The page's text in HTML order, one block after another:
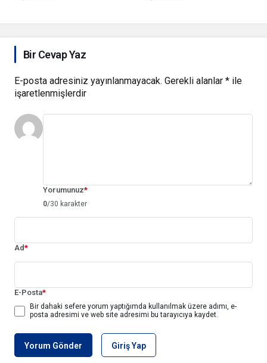
Bir Cevap Yaz
E-posta adresiniz yayınlanmayacak. Gerekli alanlar * ile
işaretlenmişlerdir
Yorumunuz*
0/30 karakter
Ad*
E-Posta*
Bir dahaki sefere yorum yaptığımda kullanılmak üzere adımı, e-
posta adresimi ve web site adresimi bu tarayıcıya kaydet.
Yorum Gönder Giriş Yap